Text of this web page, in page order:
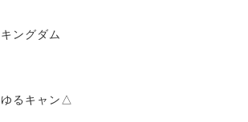
キングダム
ゆるキャン△